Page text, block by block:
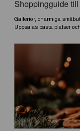
Shoppingguide
Gallerior, charmiga
Uppsalas bästa platser